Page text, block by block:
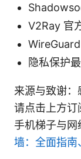
V2Ray 官
隐私保护
来源与致谢：
请点击上方订
手机梯子与网
墙：全面指南